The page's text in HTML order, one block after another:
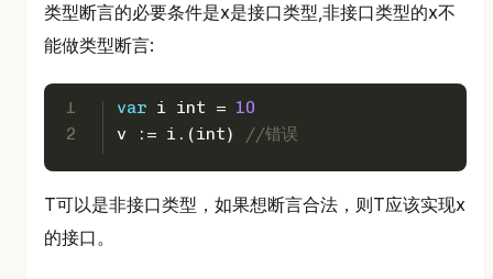
类型断言的必要条件是x是接口类型,非接口类型的x不
能做类型断言:
1
2
var i int = 10
v := i.(int) //错误
T可以是非接口类型，如果想断言合法，则T应该实现x
的接口。